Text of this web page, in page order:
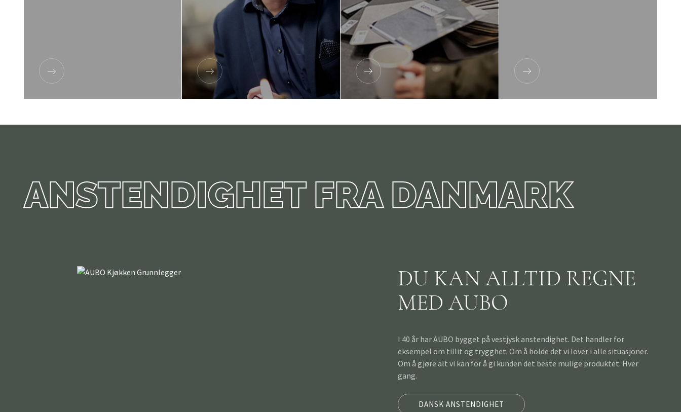
ANSTENDIGHET FRA DANMARK
DU KAN ALLTID REGNE
MED AUBO
I 40 år har AUBO bygget på vestjysk anstendighet. Det handler for
eksempel om tillit og trygghet. Om å holde det vi lover i alle situasjoner.
Om å gjøre alt vi kan for å gi kunden det beste mulige produktet. Hver
gang.
DANSK ANSTENDIGHET